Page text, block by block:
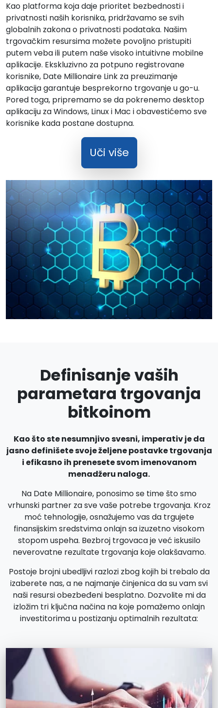
Kao platforma koja daje prioritet bezbednosti i
privatnosti naših korisnika, pridržavamo se svih
globalnih zakona o privatnosti podataka. Našim
trgovačkim resursima možete povoljno pristupiti
putem veba ili putem naše visoko intuitivne mobilne
aplikacije. Ekskluzivno za potpuno registrovane
korisnike, Date Millionaire Link za preuzimanje
aplikacija garantuje besprekorno trgovanje u go-u.
Pored toga, pripremamo se da pokrenemo desktop
aplikaciju za Windows, Linux i Mac i obavestićemo sve
korisnike kada postane dostupna.
Uči više
Definisanje vaših
parametara trgovanja
bitkoinom
Kao što ste nesumnjivo svesni, imperativ je da
jasno definišete svoje željene postavke trgovanja
i efikasno ih prenesete svom imenovanom
menadžeru naloga.
Na Date Millionaire, ponosimo se time što smo
vrhunski partner za sve vaše potrebe trgovanja. Kroz
moć tehnologije, osnažujemo vas da trgujete
finansijskim sredstvima onlajn sa izuzetno visokom
stopom uspeha. Bezbroj trgovaca je već iskusilo
neverovatne rezultate trgovanja koje olakšavamo.
Postoje brojni ubedljivi razlozi zbog kojih bi trebalo da
izaberete nas, a ne najmanje činjenica da su vam svi
naši resursi obezbeđeni besplatno. Dozvolite mi da
izložim tri ključna načina na koje pomažemo onlajn
investitorima u postizanju optimalnih rezultata: